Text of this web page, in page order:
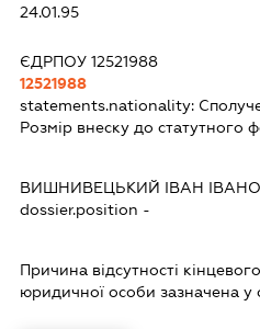
24.01.95
ЄДРПОУ 12521988
12521988
statements.nationality:
Розмір внеску до статутного
ВИШНИВЕЦЬКИЙ ІВАН
dossier.position -
Причина відсутності
юридичної особи зазначена у